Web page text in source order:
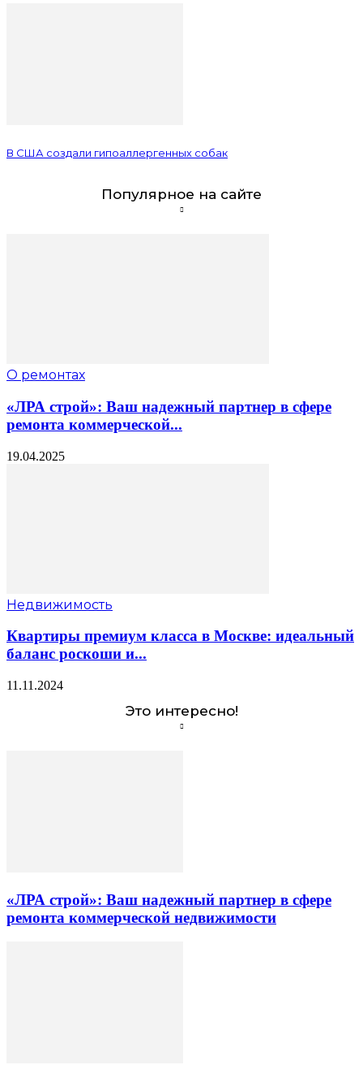
В США создали гипоаллергенных собак
Популярное на сайте
О ремонтах
«ЛРА строй»: Ваш надежный партнер в сфере
ремонта коммерческой...
19.04.2025
Недвижимость
Квартиры премиум класса в Москве: идеальный
баланс роскоши и...
11.11.2024
Это интересно!
«ЛРА строй»: Ваш надежный партнер в сфере
ремонта коммерческой недвижимости